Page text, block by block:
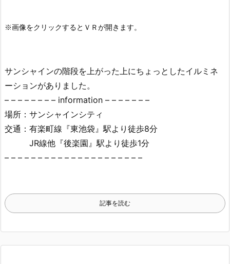
サンシャインの階段を上がった上にちょっとしたイルミネ
ーションがありました。
– – – – – – – – information – – – – – – –
場所：サンシャインシティ
交通：有楽町線『東池袋』駅より徒歩8分
JR線他『後楽園』駅より徒歩1分
– – – – – – – – – – – – – – – – – – – – –
記事を読む